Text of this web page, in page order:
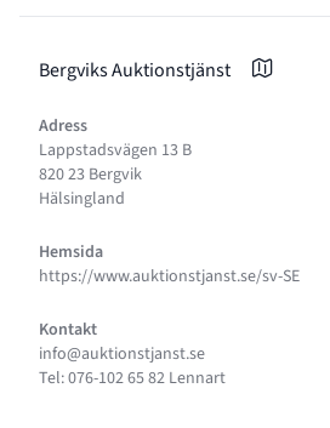
Bergviks Auktionstjänst
Adress
Lappstadsvägen 13 B
820 23 Bergvik
Hälsingland
Hemsida
https://www.auktionstjanst.se/sv-SE
Kontakt
info@auktionstjanst.se
Tel: 076-102 65 82 Lennart